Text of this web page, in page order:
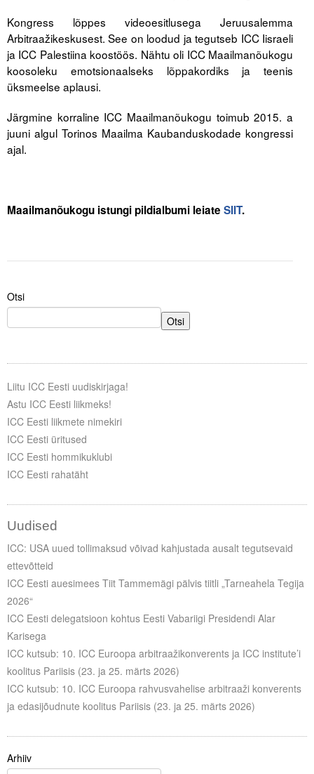
Kongress lõppes videoesitlusega Jeruusalemma
Arbitraažikeskusest. See on loodud ja tegutseb ICC Iisraeli
ja ICC Palestiina koostöös. Nähtu oli ICC Maailmanõukogu
koosoleku emotsionaalseks lõppakordiks ja teenis
üksmeelse aplausi.
Järgmine korraline ICC Maailmanõukogu toimub 2015. a
juuni algul Torinos Maailma Kaubanduskodade kongressi
ajal.
Maailmanõukogu istungi pildialbumi leiate SIIT.
Otsi
Otsi
Liitu ICC Eesti uudiskirjaga!
Astu ICC Eesti liikmeks!
ICC Eesti liikmete nimekiri
ICC Eesti üritused
ICC Eesti hommikuklubi
ICC Eesti rahatäht
Uudised
ICC: USA uued tollimaksud võivad kahjustada ausalt tegutsevaid
ettevõtteid
ICC Eesti auesimees Tiit Tammemägi pälvis tiitli „Tarneahela Tegija
2026“
ICC Eesti delegatsioon kohtus Eesti Vabariigi Presidendi Alar
Karisega
ICC kutsub: 10. ICC Euroopa arbitraažikonverents ja ICC institute’i
koolitus Pariisis (23. ja 25. märts 2026)
ICC kutsub: 10. ICC Euroopa rahvusvahelise arbitraaži konverents
ja edasijõudnute koolitus Pariisis (23. ja 25. märts 2026)
Arhiiv